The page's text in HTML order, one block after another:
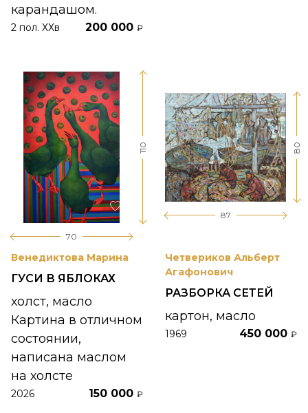
карандашом.
2 пол. ХХв 200 000 ₽
70
110
Венедиктова Марина
ГУСИ В ЯБЛОКАХ
холст, масло
Картина в отличном
состоянии,
написана маслом
на холсте
2026 150 000 ₽
87
80
Четвериков Альберт
Агафонович
РАЗБОРКА СЕТЕЙ
картон, масло
1969 450 000 ₽